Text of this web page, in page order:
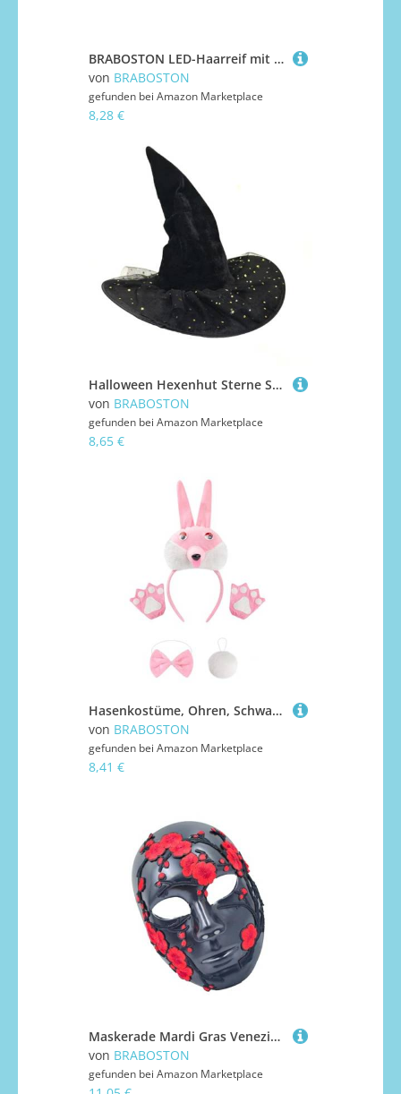
BRABOSTON LED-Haarreif mit leuchtenden Blumen und Totenkopf, Karneval, Halloween, Haarreif, modisch, für Hochzeit, Party, Frisur, Stirnbänder für Damen, Stirnbänder für Erwachsene
von BRABOSTON
gefunden bei Amazon Marketplace
8,28 €
Halloween Hexenhut Sterne Spitze Designs Zauberer Kappen Groß Schwarz Hexenhut Halloween Party Dekor Cosplay Kostüm Kappen
von BRABOSTON
gefunden bei Amazon Marketplace
8,65 €
Hasenkostüme, Ohren, Schwanz, Fliege, Handschuhe, Tutus, Tier-Kostüme, Zubehör, Kinder, Halloween, Cosplay, Party, Requisiten, Tier-Cosplay-Kostüm
von BRABOSTON
gefunden bei Amazon Marketplace
8,41 €
Maskerade Mardi Gras Venezianer Floral Full Face für Halloween Ball Cosplay Performances Requisiten Floral Full Face
von BRABOSTON
gefunden bei Amazon Marketplace